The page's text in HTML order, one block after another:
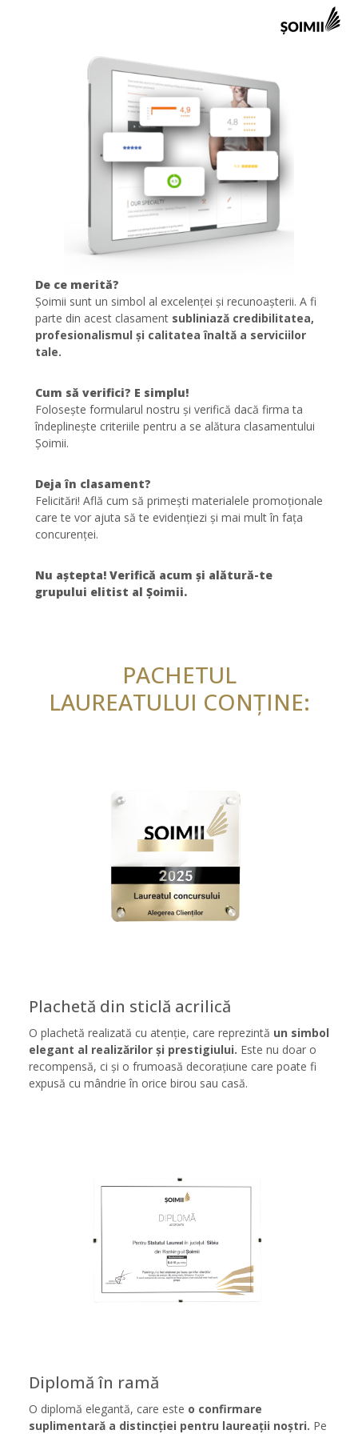
De ce merită?
Șoimii sunt un simbol al excelenței și recunoașterii. A fi
parte din acest clasamentsubliniază credibilitatea,
profesionalismul și calitatea înaltă a serviciilor
tale.
Cum să verifici? E simplu!
Folosește formularul nostru și verifică dacă firma ta
îndeplinește criteriile pentru a se alătura clasamentului
Șoimii.
Deja în clasament?
Felicitări! Află cum să primești materialele promoționale
care te vor ajuta să te evidențiezi și mai mult în fața
concurenței.
Nu aștepta! Verifică acum și alătură-te
grupului elitist al Șoimii.
PACHETUL
LAUREATULUI CONȚINE:
Plachetă din sticlă acrilică
O plachetă realizată cu atenție, care reprezintă un simbol
elegant al realizărilor și prestigiului. Este nu doar o
recompensă, ci și o frumoasă decorațiune care poate fi
expusă cu mândrie în orice birou sau casă.
Diplomă în ramă
O diplomă elegantă, care este o confirmare
suplimentară a distincției pentru laureații noștri. Pe